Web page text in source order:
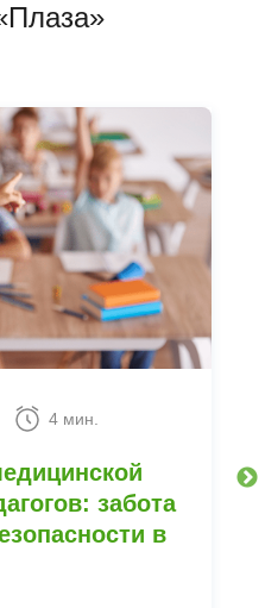
4 мин.
забота
в